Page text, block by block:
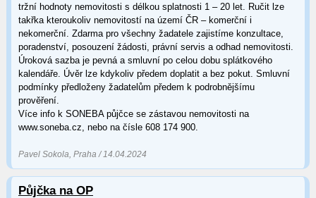
tržní hodnoty nemovitosti s délkou splatnosti 1 – 20 let. Ručit lze
takřka kteroukoliv nemovitostí na území ČR – komerční i
nekomerční. Zdarma pro všechny žadatele zajistíme konzultace,
poradenství, posouzení žádosti, právní servis a odhad nemovitosti.
Úroková sazba je pevná a smluvní po celou dobu splátkového
kalendáře. Úvěr lze kdykoliv předem doplatit a bez pokut. Smluvní
podmínky předloženy žadatelům předem k podrobnějšímu
prověření.
Více info k SONEBA půjčce se zástavou nemovitosti na
www.soneba.cz, nebo na čísle 608 174 900.
Pavel Sokola, Praha / 14.04.2024
Půjčka na OP